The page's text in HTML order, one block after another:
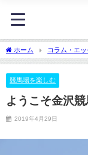
ホーム コラム・エッ
から新聞売場まで〜
競馬場を楽しむ
ようこそ金沢
2019年4月29日